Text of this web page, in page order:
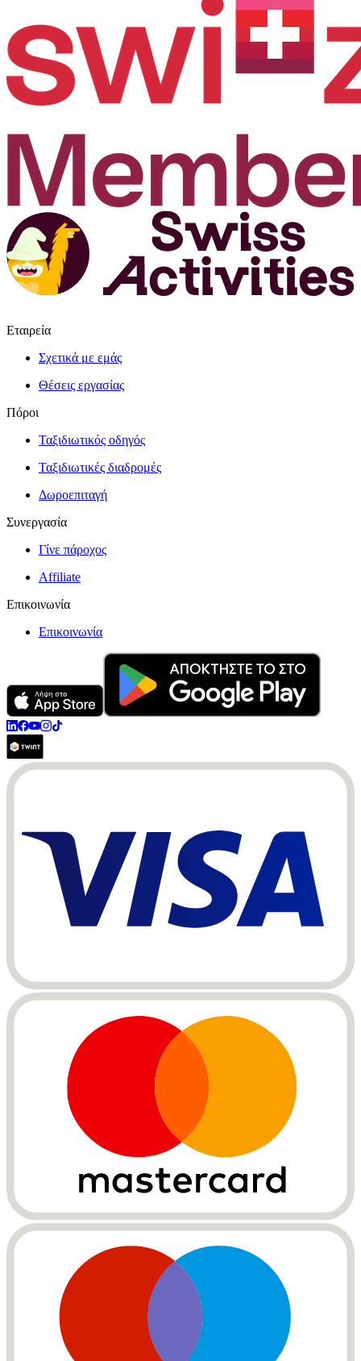
Εταιρεία
Σχετικά με εμάς
Θέσεις εργασίας
Πόροι
Ταξιδιωτικός οδηγός
Ταξιδιωτικές διαδρομές
Δωροεπιταγή
Συνεργασία
Γίνε πάροχος
Affiliate
Επικοινωνία
Επικοινωνία